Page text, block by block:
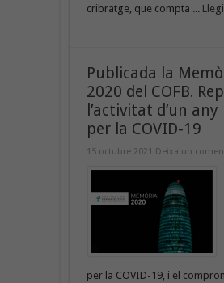
cribratge, que compta ...
Publicada la
2020 del COFB.
l’activitat d’un
per la COVID-19
15 octubre 2021 Deixa un
per la COVID-19, i el